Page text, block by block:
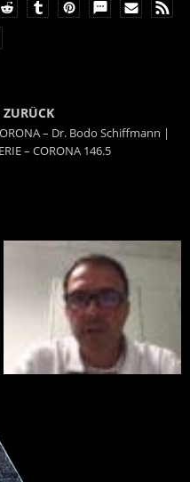
ZURÜCK
– Dr. Bodo Schiffmann |
– CORONA 146.5